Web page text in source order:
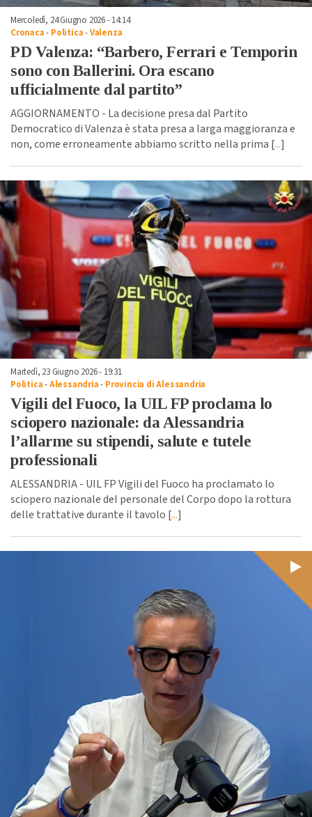
Mercoledì, 24 Giugno 2026 - 14:14
Cronaca- Politica-Valenza
PD Valenza: “Barbero, Ferrari e Temporin
sono con Ballerini. Ora escano
ufficialmente dal partito”
AGGIORNAMENTO - La decisione presa dal Partito
Democratico di Valenza è stata presa a larga maggioranza e
non, come erroneamente abbiamo scritto nella prima [...]
Martedì, 23 Giugno 2026 - 19:31
Politica-Alessandria- Provincia di Alessandria
Vigili del Fuoco, la UIL FP proclama lo
sciopero nazionale: da Alessandria
l’allarme su stipendi, salute e tutele
professionali
ALESSANDRIA - UIL FP Vigili del Fuoco ha proclamato lo
sciopero nazionale del personale del Corpo dopo la rottura
delle trattative durante il tavolo [...]